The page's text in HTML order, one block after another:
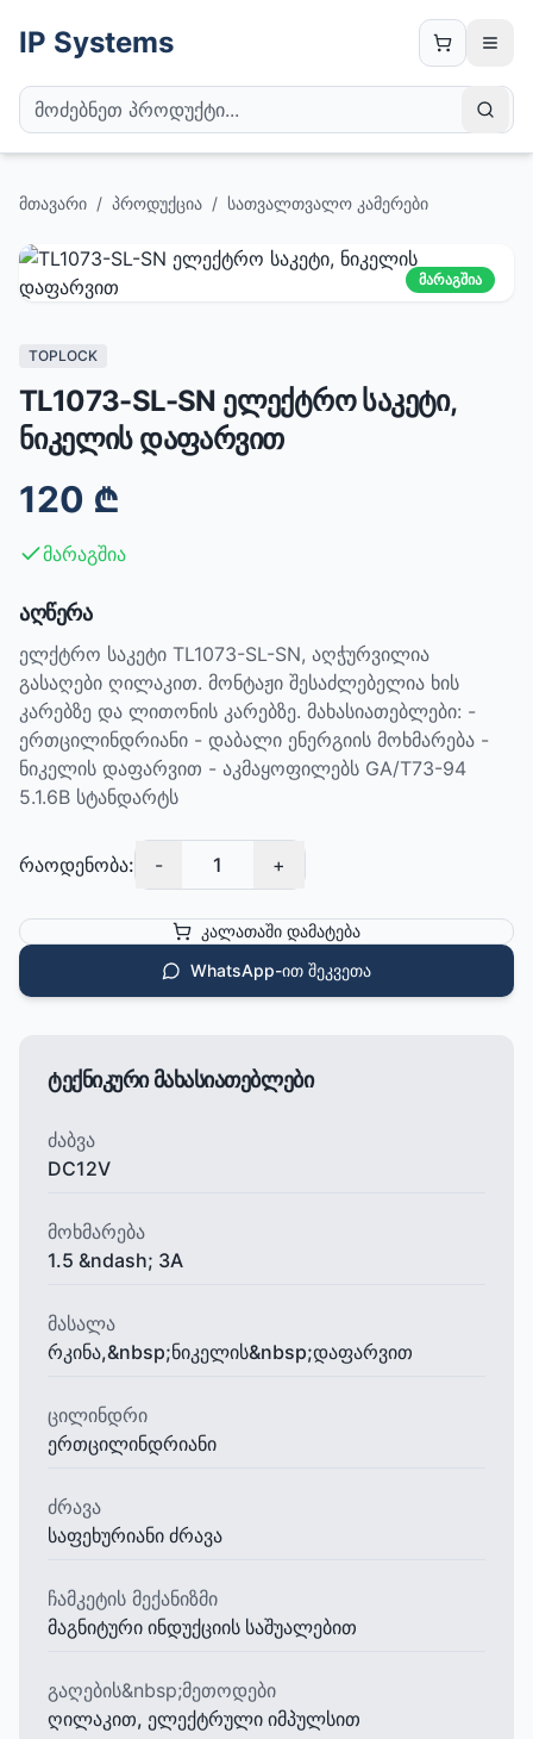
IP Systems
მთავარი / პროდუქცია / სათვალთვალო კამერები
მარაგშია
TOPLOCK
TL1073-SL-SN ელექტრო საკეტი,
ნიკელის დაფარვით
120 ₾
მარაგშია
აღწერა
ელქტრო საკეტი TL1073-SL-SN, აღჭურვილია
გასაღები ღილაკით. მონტაჟი შესაძლებელია ხის
კარებზე და ლითონის კარებზე. მახასიათებლები: -
ერთცილინდრიანი - დაბალი ენერგიის მოხმარება -
ნიკელის დაფარვით - აკმაყოფილებს GA/T73-94
5.1.6B სტანდარტს
რაოდენობა: - 1 +
კალათაში დამატება
WhatsApp-ით შეკვეთა
ტექნიკური მახასიათებლები
ძაბვა
DC12V
მოხმარება
1.5 &ndash; 3A
მასალა
რკინა,&nbsp;ნიკელის&nbsp;დაფარვით
ცილინდრი
ერთცილინდრიანი
ძრავა
საფეხურიანი ძრავა
ჩამკეტის მექანიზმი
მაგნიტური ინდუქციის საშუალებით
გაღების&nbsp;მეთოდები
ღილაკით, ელექტრული იმპულსით